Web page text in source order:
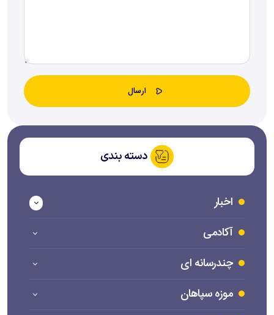
دسته بندی
اخبار
آکادمی
چندرسانه ای
موزه سپاهان